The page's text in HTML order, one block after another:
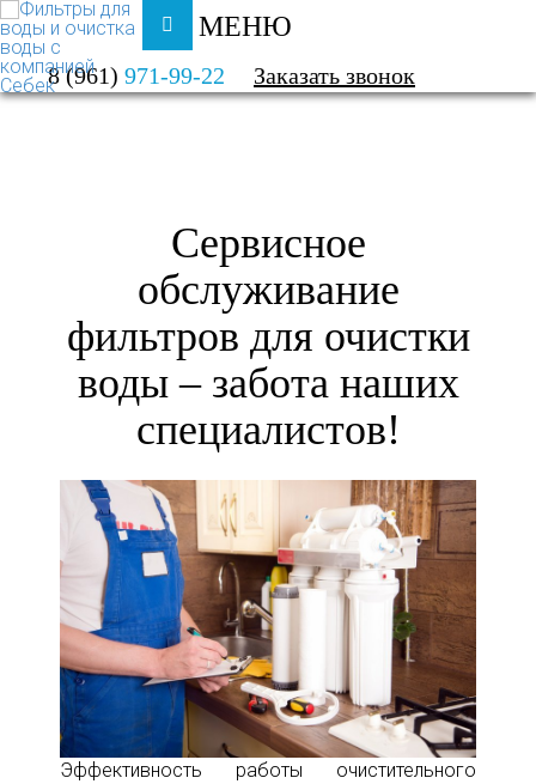
МЕНЮ
8 (961) 971-99-22 Заказать звонок
ФИЛЬТРЫ ДЛЯ ВОДЫ И ОЧИСТКА ВОДЫ
УСЛУГИ
СЕРВИСНОЕ ОБСЛУЖИВАНИЕ
Сервисное
обслуживание
фильтров для очистки
воды – забота наших
специалистов!
Эффективность работы очистительного